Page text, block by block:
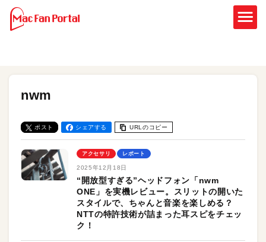
nwm
ポスト シェアする URLのコピー
アクセサリ レポート
2025年12月18日
“開放型すぎる”ヘッドフォン「nwm
ONE」を実機レビュー。スリットの開いた
スタイルで、ちゃんと音楽を楽しめる？
NTTの特許技術が詰まった耳スピをチェッ
ク！